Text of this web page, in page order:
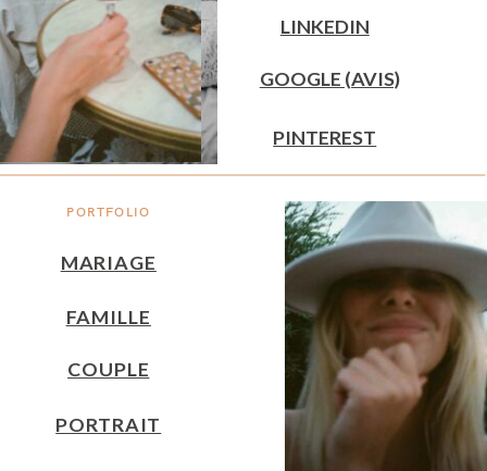
PORTFOLIO
MARIAGE
GOOGLE (AVIS)
FAMILLE
PINTEREST
COUPLE
LINKEDIN
PORTRAIT